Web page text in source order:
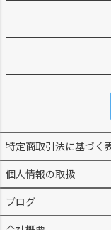
特定商取引法に基づく
個人情報の取扱
ブログ